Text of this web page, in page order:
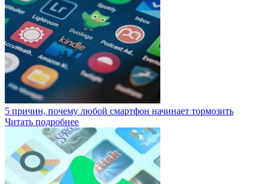
5 причин, почему любой смартфон начинает тормозить
Читать подробнее